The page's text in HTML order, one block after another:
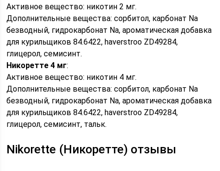
Активное вещество: никотин 2 мг.
Дополнительные вещества: сорбитол, карбонат Na
безводный, гидрокарбонат Na, ароматическая добавка
для курильщиков 84.6422, haverstroo ZD49284,
глицерол, семисинт.
Никоретте 4 мг:
Активное вещество: никотин 4 мг.
Дополнительные вещества: сорбитол, карбонат Na
безводный, гидрокарбонат Na, ароматическая добавка
для курильщиков 84.6422, haverstroo ZD49284,
глицерол, семисинт, тальк.
Nikorette (Никоретте) отзывы